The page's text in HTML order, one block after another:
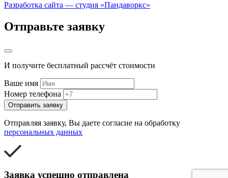
Разработка сайта — студия «Пандаворкс»
Отправьте заявку
И получите бесплатный рассчёт стоимости
Ваше имя
Номер телефона
Отправить заявку
Отправляя заявку, Вы даете согласие на обработку
персональных данных
Заявка успешно отправлена